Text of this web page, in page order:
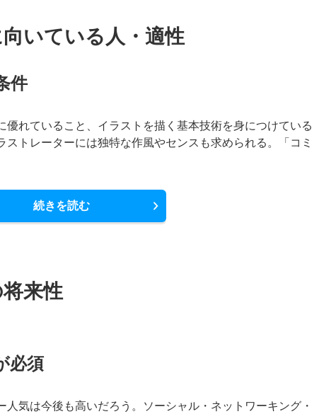
いている人・適性
件
れていること、イラストを描く基本技術を身につけている
トレーターには独特な作風やセンスも求められる。「コミ
続きを読む
来性
必須
気は今後も高いだろう。ソーシャル・ネットワーキング・